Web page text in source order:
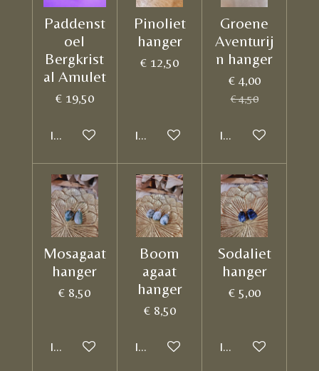
Paddenst
oel
Bergkrist
al Amulet
€ 19,50
In winkelwagen
Pinoliet
hanger
€ 12,50
In winkelwagen
Groene
Aventurij
n hanger
€ 4,00
€ 4,50
In winkelwagen
Mosagaat
hanger
€ 8,50
In winkelwagen
Boom
agaat
hanger
€ 8,50
In winkelwagen
Sodaliet
hanger
€ 5,00
In winkelwagen